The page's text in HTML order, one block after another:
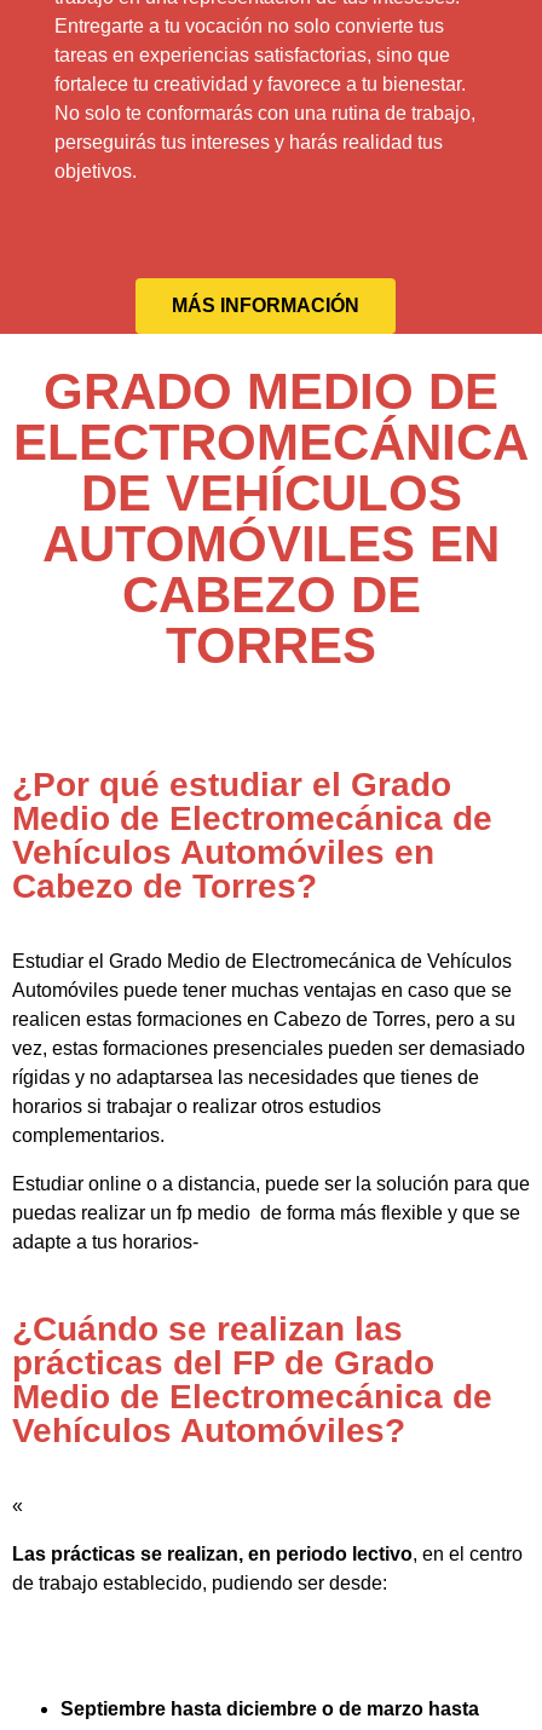
Entregarte a tu vocación no solo convierte tus
tareas en experiencias satisfactorias, sino que
fortalece tu creatividad y favorece a tu bienestar.
No solo te conformarás con una rutina de trabajo,
perseguirás tus intereses y harás realidad tus
objetivos.
MÁS INFORMACIÓN
GRADO MEDIO DE
ELECTROMECÁNICA
DE VEHÍCULOS
AUTOMÓVILES EN
CABEZO DE
TORRES
¿Por qué estudiar el Grado
Medio de Electromecánica de
Vehículos Automóviles en
Cabezo de Torres?
Estudiar el Grado Medio de Electromecánica de Vehículos
Automóviles puede tener muchas ventajas en caso que se
realicen estas formaciones en Cabezo de Torres, pero a su
vez, estas formaciones presenciales pueden ser demasiado
rígidas y no adaptarsea las necesidades que tienes de
horarios si trabajar o realizar otros estudios
complementarios.
Estudiar online o a distancia, puede ser la solución para que
puedas realizar un fp medio de forma más flexible y que se
adapte a tus horarios-
¿Cuándo se realizan las
prácticas del FP de Grado
Medio de Electromecánica de
Vehículos Automóviles?
«
Las prácticas se realizan, en periodo lectivo, en el centro
de trabajo establecido, pudiendo ser desde:
Septiembre hasta diciembre o de marzo hasta